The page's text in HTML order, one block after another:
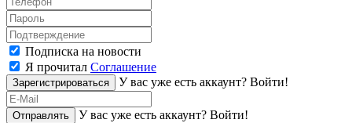
Подписка на новости
Я прочитал Соглашение
Зарегистрироваться У вас уже есть аккаунт? Войти!
Отправлять У вас уже есть аккаунт? Войти!